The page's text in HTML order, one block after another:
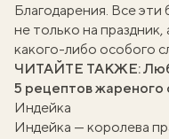
Благодарения. Все эти
не только на
какого-либо особого
ЧИТАЙТЕ ТАКЖЕ:
5 рецептов жареного
Индейка
Индейка — королева